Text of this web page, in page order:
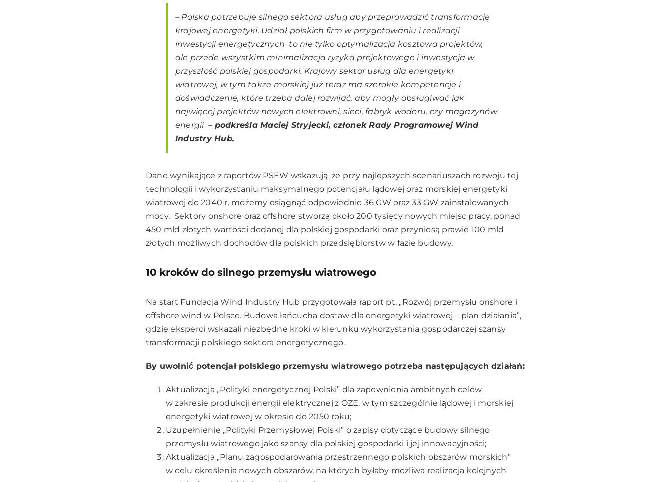
– Polska potrzebuje silnego sektora usług aby przeprowadzić transformację
krajowej energetyki. Udział polskich firm w przygotowaniu i realizacji
inwestycji energetycznych to nie tylko optymalizacja kosztowa projektów,
ale przede wszystkim minimalizacja ryzyka projektowego i inwestycja w
przyszłość polskiej gospodarki. Krajowy sektor usług dla energetyki
wiatrowej, w tym także morskiej już teraz ma szerokie kompetencje i
doświadczenie, które trzeba dalej rozwijać, aby mogły obsługiwać jak
najwięcej projektów nowych elektrowni, sieci, fabryk wodoru, czy magazynów
energii – podkreśla Maciej Stryjecki, członek Rady Programowej Wind
Industry Hub.
Dane wynikające z raportów PSEW wskazują, że przy najlepszych scenariuszach rozwoju tej
technologii i wykorzystaniu maksymalnego potencjału lądowej oraz morskiej energetyki
wiatrowej do 2040 r. możemy osiągnąć odpowiednio 36 GW oraz 33 GW zainstalowanych
mocy. Sektory onshore oraz offshore stworzą około 200 tysięcy nowych miejsc pracy, ponad
450 mld złotych wartości dodanej dla polskiej gospodarki oraz przyniosą prawie 100 mld
złotych możliwych dochodów dla polskich przedsiębiorstw w fazie budowy.
10 kroków do silnego przemysłu wiatrowego
Na start Fundacja Wind Industry Hub przygotowała raport pt. „Rozwój przemysłu onshore i
offshore wind w Polsce. Budowa łańcucha dostaw dla energetyki wiatrowej – plan działania”,
gdzie eksperci wskazali niezbędne kroki w kierunku wykorzystania gospodarczej szansy
transformacji polskiego sektora energetycznego.
By uwolnić́ potencjał polskiego przemysłu wiatrowego potrzeba następujących działań:
Aktualizacja „Polityki energetycznej Polski” dla zapewnienia ambitnych celów
w zakresie produkcji energii elektrycznej z OZE, w tym szczególnie lądowej i morskiej
energetyki wiatrowej w okresie do 2050 roku;
Uzupełnienie „Polityki Przemysłowej Polski” o zapisy dotyczące budowy silnego
przemysłu wiatrowego jako szansy dla polskiej gospodarki i jej innowacyjności;
Aktualizacja „Planu zagospodarowania przestrzennego polskich obszarów morskich”
w celu określenia nowych obszarów, na których byłaby możliwa realizacja kolejnych